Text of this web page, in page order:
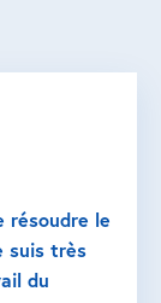
résoudre le
suis très
du